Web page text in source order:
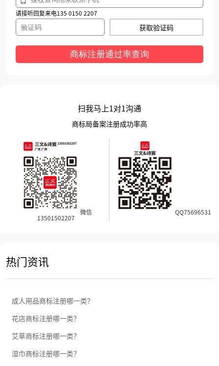
请接听回复来电135 0150 2207
获取验证码
商标注册通过率查询
扫我马上1对1沟通
商标局备案注册成功率高
微信
13501502207
QQ75696531
热门资讯
成人用品商标注册哪一类？
花店商标注册哪一类？
艾草商标注册哪一类？
湿巾商标注册哪一类？